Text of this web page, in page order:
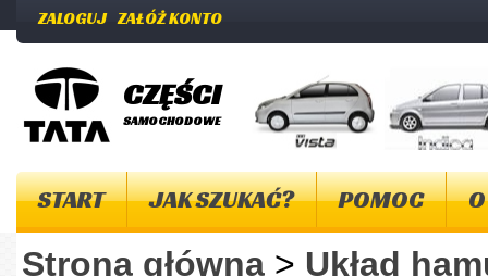
ZALOGUJ ZAŁÓŻ KONTO
CZĘŚCI
SAMOCHODOWE
START JAK SZUKAĆ? POMOC
Strona główna > Układ